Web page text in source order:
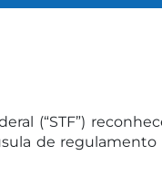
(“STF”)
de